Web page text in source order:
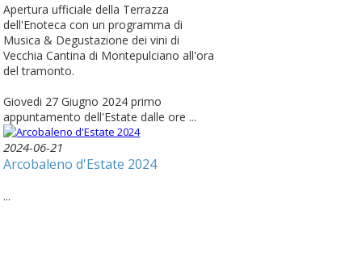
Apertura ufficiale della Terrazza
dell'Enoteca con un programma di
Musica & Degustazione dei vini di
Vecchia Cantina di Montepulciano all'ora
del tramonto.
Giovedi 27 Giugno 2024 primo
appuntamento dell'Estate dalle ore ...
2024-06-21
Arcobaleno d'Estate 2024
...